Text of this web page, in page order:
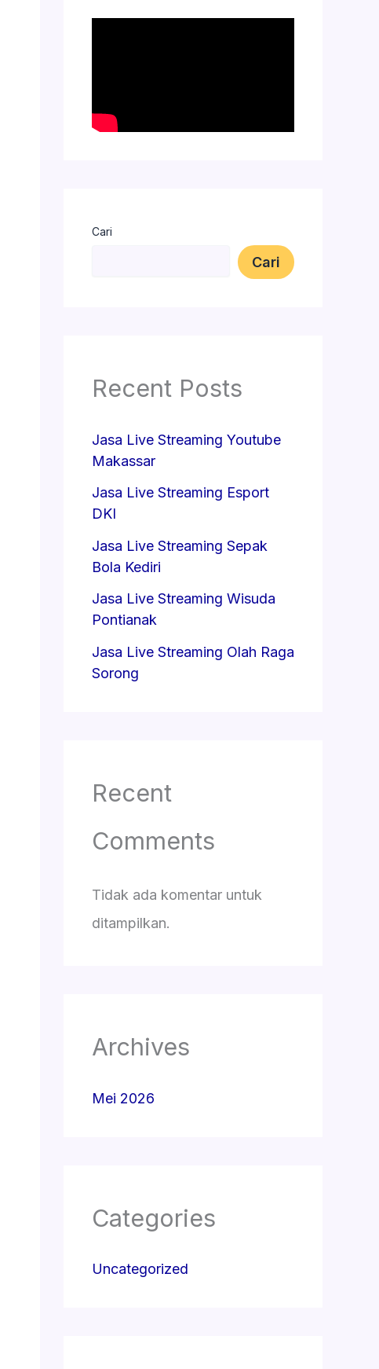
Cari
Cari
Recent Posts
Jasa Live Streaming Youtube
Makassar
Jasa Live Streaming Esport
DKI
Jasa Live Streaming Sepak
Bola Kediri
Jasa Live Streaming Wisuda
Pontianak
Jasa Live Streaming Olah Raga
Sorong
Recent
Comments
Tidak ada komentar untuk
ditampilkan.
Archives
Mei 2026
Categories
Uncategorized